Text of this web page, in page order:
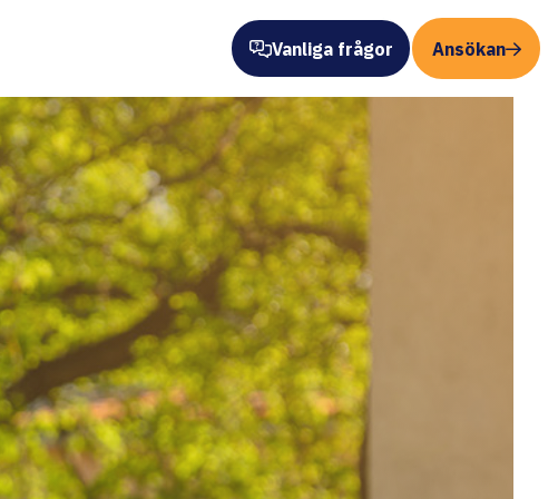
Vanliga frågor Ansökan